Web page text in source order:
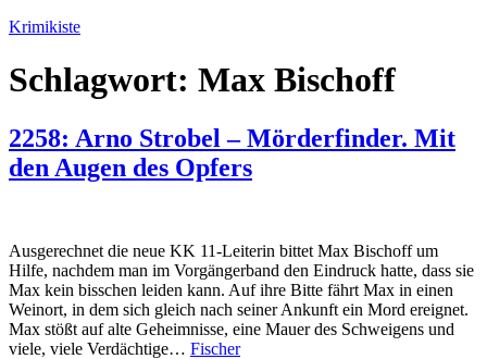
Zum
springen
Krimikiste
Schlagwort: Max Bischoff
2258: Arno Strobel – Mörderfinder. Mit
den Augen des Opfers
Ausgerechnet die neue KK 11-Leiterin bittet Max Bischoff um
Hilfe, nachdem man im Vorgängerband den Eindruck hatte, dass sie
Max kein bisschen leiden kann. Auf ihre Bitte fährt Max in einen
Weinort, in dem sich gleich nach seiner Ankunft ein Mord ereignet.
Max stößt auf alte Geheimnisse, eine Mauer des Schweigens und
viele, viele Verdächtige… Fischer